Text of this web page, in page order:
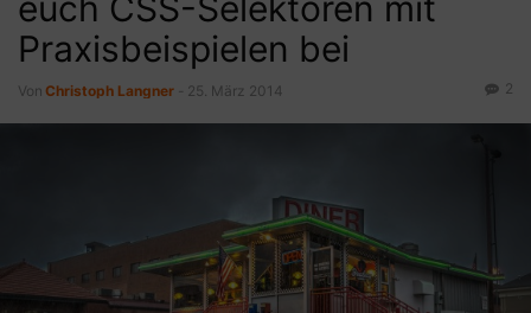
Praxisbeispielen bei
Von Christoph Langner 25. März 2014 2